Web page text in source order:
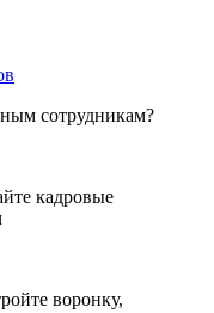
сотрудникам?
кадровые
воронку,